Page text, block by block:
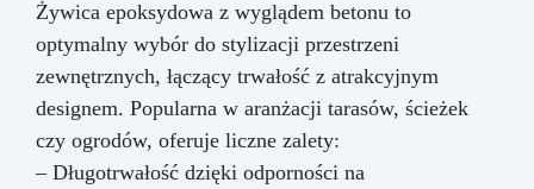
Żywica epoksydowa z wyglądem betonu to
optymalny wybór do stylizacji przestrzeni
zewnętrznych, łączący trwałość z atrakcyjnym
designem. Popularna w aranżacji tarasów, ścieżek
czy ogrodów, oferuje liczne zalety:
– Długotrwałość dzięki odporności na